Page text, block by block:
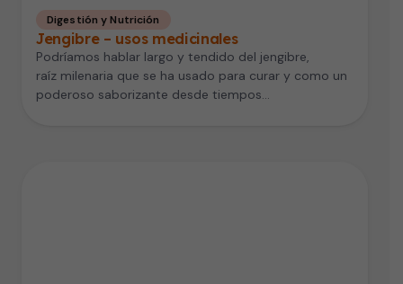
Digestión y Nutrición
Jengibre – usos medicinales
Podríamos hablar largo y tendido del jengibre,
raíz milenaria que se ha usado para curar y como un
poderoso saborizante desde tiempos…